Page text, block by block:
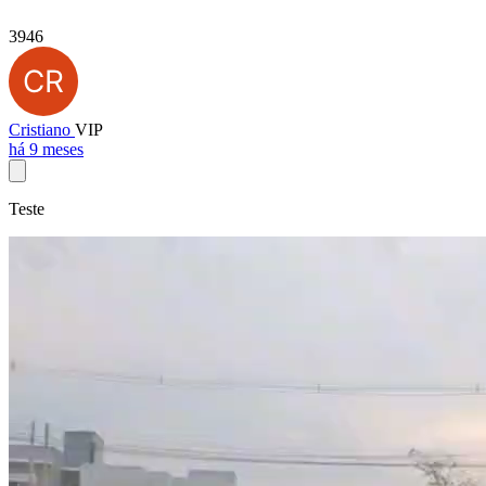
3946
Cristiano VIP
há 9 meses
Teste